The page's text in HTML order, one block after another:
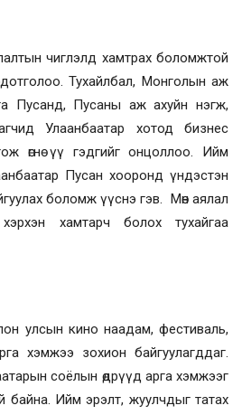
чиглэлд хамтрах боломжтой
Тухайлбал, Монголын аж
Пусанд, Пусаны аж ахуйн нэгж,
Улаанбаатар хотод бизнес
өгнө үү гэдгийг онцоллоо. Ийм
Пусан хооронд үндэстэн
боломж үүснэ гэв. Мөн аялал
хамтарч болох тухайгаа
улсын кино наадам, фестиваль,
хэмжээ зохион байгуулагддаг.
соёлын өдрүүд арга хэмжээг
байна. Ийм эрэлт, жуулчдыг татах